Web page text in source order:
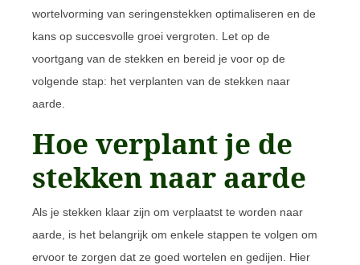
wortelvorming van seringenstekken optimaliseren en de
kans op succesvolle groei vergroten. Let op de
voortgang van de stekken en bereid je voor op de
volgende stap: het verplanten van de stekken naar
aarde.
Hoe verplant je de
stekken naar aarde
Als je stekken klaar zijn om verplaatst te worden naar
aarde, is het belangrijk om enkele stappen te volgen om
ervoor te zorgen dat ze goed wortelen en gedijen. Hier